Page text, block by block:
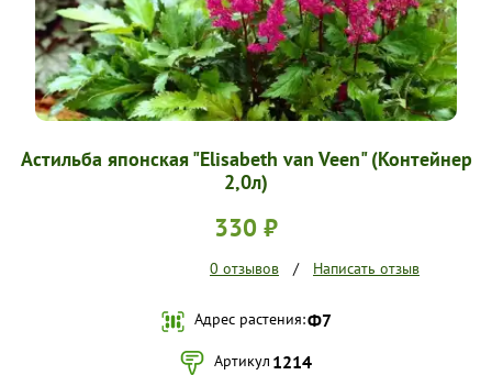
Астильба японская "Elisabeth van Veen" (Контейнер
2,0л)
330 ₽
0 отзывов / Написать отзыв
Адрес растения:Ф7
Артикул 1214